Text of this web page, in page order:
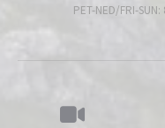
PET-NED/FRI-SUN: